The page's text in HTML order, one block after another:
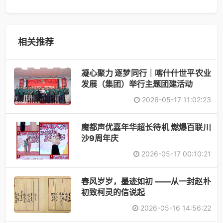
相关推荐
凝心聚力 逐梦同行｜喀什什世平农业
发展（集团）举行主题团建活动
2026-05-17 11:02:23
​魔都声优嘉年华超长待机 燃爆百联川
沙9周年庆
2026-05-17 00:10:21
春风岁岁，墨迹如初 ——从一封赵朴
初致柯灵的信说起
2026-05-16 14:56:22